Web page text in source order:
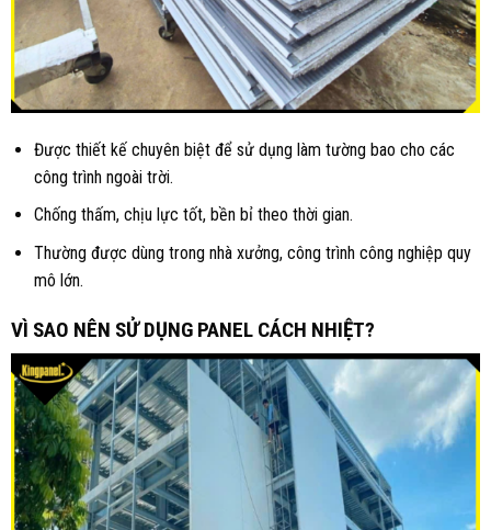
Được thiết kế chuyên biệt để sử dụng làm tường bao cho các
công trình ngoài trời.
Chống thấm, chịu lực tốt, bền bỉ theo thời gian.
Thường được dùng trong nhà xưởng, công trình công nghiệp quy
mô lớn.
VÌ SAO NÊN SỬ DỤNG PANEL CÁCH NHIỆT?